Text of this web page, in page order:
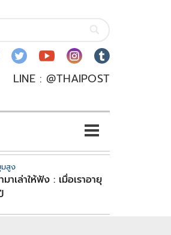
LINE : @THAIPOST
สูง
มาเล่าให้ฟัง : เมื่อเราอายุ